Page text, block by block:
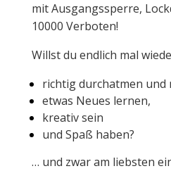
mit Ausgangssperre,
10000 Verboten!
Willst du endlich mal
richtig durchatmen
etwas Neues lernen,
kreativ sein
und Spaß haben?
… und zwar am liebsten